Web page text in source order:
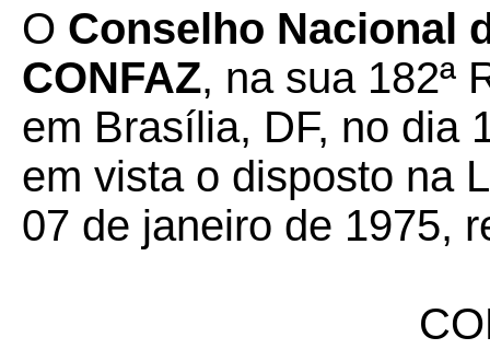
O Conselho Nacional
CONFAZ, na sua 182ª
em Brasília, DF, no dia
em vista o disposto na
07 de janeiro de 1975,